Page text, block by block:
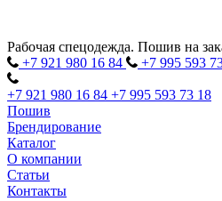
Рабочая спецодежда. Пошив на
+7 921 980 16 84 +7 995 593
+7 921 980 16 84 +7 995 593 73 18
Пошив
Брендирование
Каталог
О компании
Статьи
Контакты